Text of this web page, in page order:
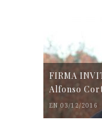
FIRMA
Alfonso
EN 03/12/2016